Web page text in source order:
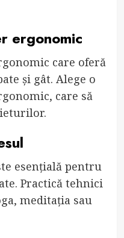
ergonomic
care oferă
și gât. Alege o
care să
esențială pentru
Practică tehnici
meditația sau